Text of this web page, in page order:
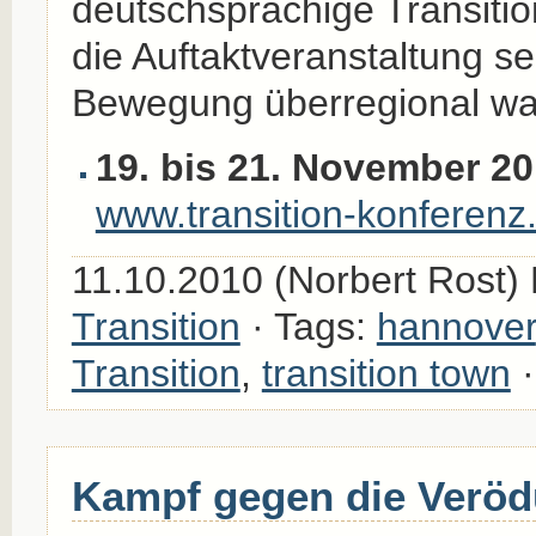
deutschsprachige
die Auftaktveranstaltung
Bewegung überregional
19. bis 21. November
www.transition-
11.10.2010 (Norbert
Transition · Tags: hannover
Transition, transition town
Kampf gegen die